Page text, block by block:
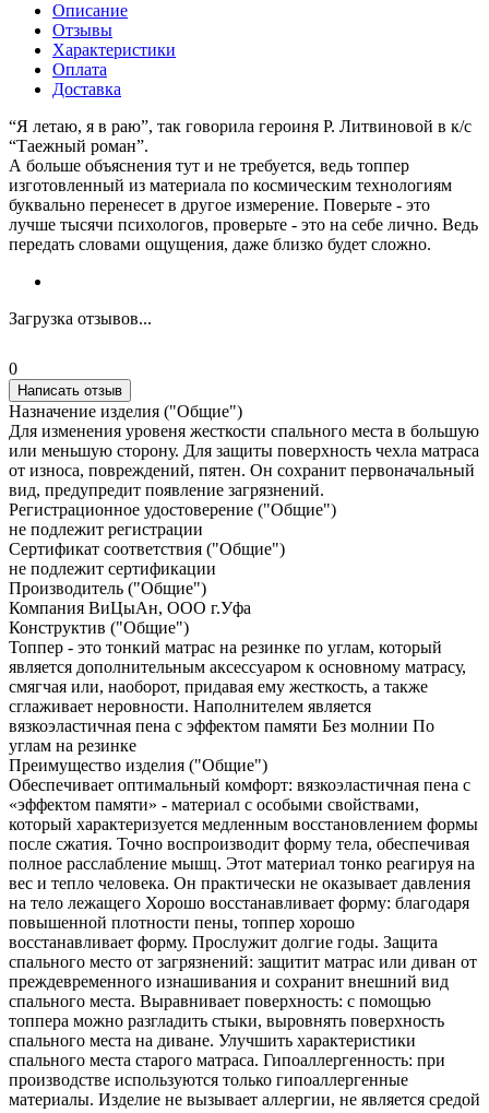
Описание
Отзывы
Характеристики
Оплата
Доставка
“Я летаю, я в раю”, так говорила героиня Р. Литвиновой в к/с
“Таежный роман”.
А больше объяснения тут и не требуется, ведь топпер
изготовленный из материала по космическим технологиям
буквально перенесет в другое измерение. Поверьте - это
лучше тысячи психологов, проверьте - это на себе лично. Ведь
передать словами ощущения, даже близко будет сложно.
Загрузка отзывов...
0
Написать отзыв
Назначение изделия ("Общие")
Для изменения уровеня жесткости спального места в большую
или меньшую сторону. Для защиты поверхность чехла матраса
от износа, повреждений, пятен. Он сохранит первоначальный
вид, предупредит появление загрязнений.
Регистрационное удостоверение ("Общие")
не подлежит регистрации
Сертификат соответствия ("Общие")
не подлежит сертификации
Производитель ("Общие")
Компания ВиЦыАн, ООО г.Уфа
Конструктив ("Общие")
Топпер - это тонкий матрас на резинке по углам, который
является дополнительным аксессуаром к основному матрасу,
смягчая или, наоборот, придавая ему жесткость, а также
сглаживает неровности. Наполнителем является
вязкоэластичная пена с эффектом памяти Без молнии По
углам на резинке
Преимущество изделия ("Общие")
Обеспечивает оптимальный комфорт: вязкоэластичная пена с
«эффектом памяти» - материал с особыми свойствами,
который характеризуется медленным восстановлением формы
после сжатия. Точно воспроизводит форму тела, обеспечивая
полное расслабление мышц. Этот материал тонко реагируя на
вес и тепло человека. Он практически не оказывает давления
на тело лежащего Хорошо восстанавливает форму: благодаря
повышенной плотности пены, топпер хорошо
восстанавливает форму. Прослужит долгие годы. Защита
спального место от загрязнений: защитит матрас или диван от
преждевременного изнашивания и сохранит внешний вид
спального места. Выравнивает поверхность: с помощью
топпера можно разгладить стыки, выровнять поверхность
спального места на диване. Улучшить характеристики
спального места старого матраса. Гипоаллергенность: при
производстве используются только гипоаллергенные
материалы. Изделие не вызывает аллергии, не является средой